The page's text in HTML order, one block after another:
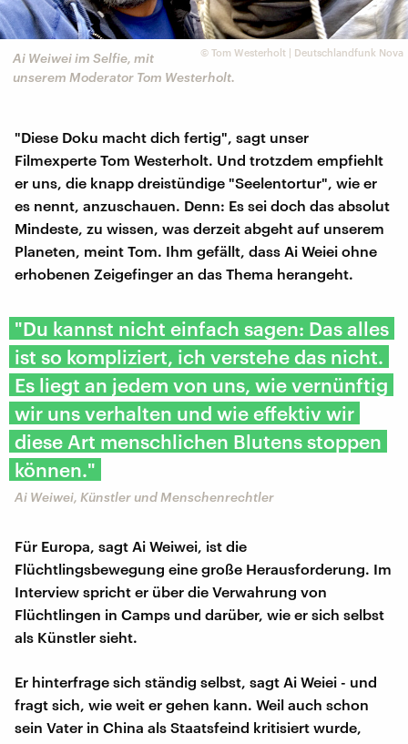
© Tom Westerholt | Deutschlandfunk Nova
Ai Weiwei im Selfie, mit
unserem Moderator Tom Westerholt.
"Diese Doku macht dich fertig", sagt unser
Filmexperte Tom Westerholt. Und trotzdem empfiehlt
er uns, die knapp dreistündige "Seelentortur", wie er
es nennt, anzuschauen. Denn: Es sei doch das absolut
Mindeste, zu wissen, was derzeit abgeht auf unserem
Planeten, meint Tom. Ihm gefällt, dass Ai Weiei ohne
erhobenen Zeigefinger an das Thema herangeht.
"Du kannst nicht einfach sagen: Das alles
ist so kompliziert, ich verstehe das nicht.
Es liegt an jedem von uns, wie vernünftig
wir uns verhalten und wie effektiv wir
diese Art menschlichen Blutens stoppen
können."
Ai Weiwei, Künstler und Menschenrechtler
Für Europa, sagt Ai Weiwei, ist die
Flüchtlingsbewegung eine große Herausforderung. Im
Interview spricht er über die Verwahrung von
Flüchtlingen in Camps und darüber, wie er sich selbst
als Künstler sieht.
Er hinterfrage sich ständig selbst, sagt Ai Weiei - und
fragt sich, wie weit er gehen kann. Weil auch schon
sein Vater in China als Staatsfeind kritisiert wurde,